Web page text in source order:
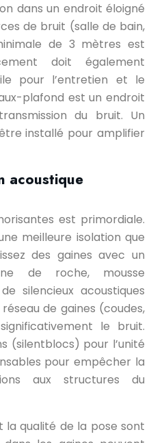
dans un endroit éloigné
de bruit (salle de bain,
de 3 mètres est
doit également
pour l’entretien et le
plafond est un endroit
du bruit. Un
installé pour amplifier
acoustique
est primordiale.
meilleure isolation que
des gaines avec un
de roche, mousse
silencieux acoustiques
de gaines (coudes,
le bruit.
(silentblocs) pour l’unité
pour empêcher la
aux structures du
la qualité de la pose sont